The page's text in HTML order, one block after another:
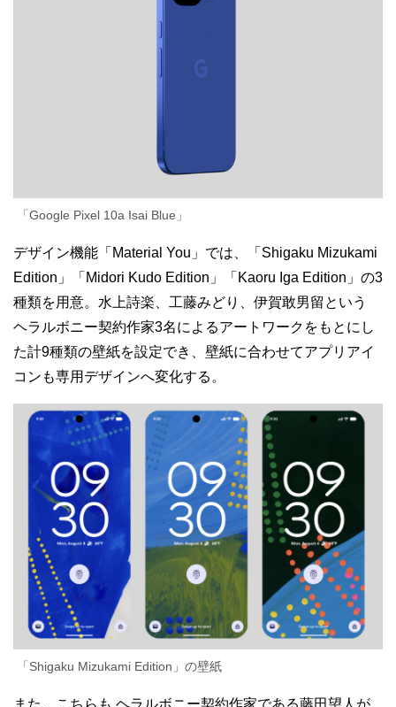
「Google Pixel 10a Isai Blue」
デザイン機能「Material You」では、「Shigaku Mizukami
Edition」「Midori Kudo Edition」「Kaoru Iga Edition」の3
種類を用意。水上詩楽、工藤みどり、伊賀敢男留という
ヘラルボニー契約作家3名によるアートワークをもとにし
た計9種類の壁紙を設定でき、壁紙に合わせてアプリアイ
コンも専用デザインへ変化する。
「Shigaku Mizukami Edition」の壁紙
また、こちらも ヘラルボニー契約作家である藤田望人が